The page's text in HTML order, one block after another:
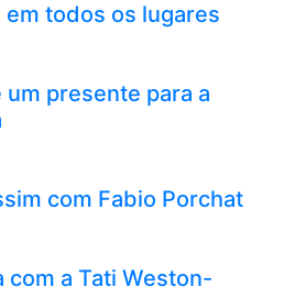
em todos os lugares
um presente para a
com Fabio Porchat
com a Tati Weston-